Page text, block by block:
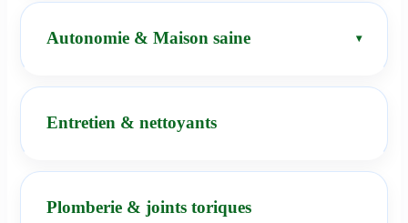
Autonomie & Maison saine
Entretien & nettoyants
Plomberie & joints toriques